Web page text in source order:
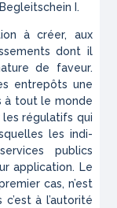
Begleits­chein I.
à créer, aux
dont il
de faveur.
entrepôts une
à tout le monde
les régulatifs qui
les indi­
publics
application. Le
cas, n’est
à l’auto­rité